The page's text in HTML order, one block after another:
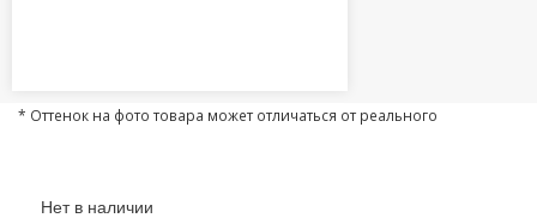
* Оттенок на фото товара может отличаться от реального
Нет в наличии